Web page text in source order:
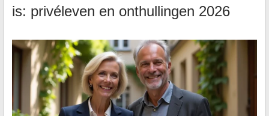
is: privéleven en onthullingen 2026